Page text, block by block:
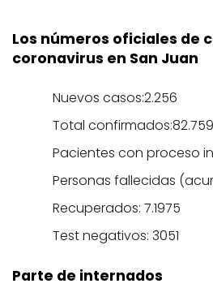
Los números oficiales de
coronavirus en San Juan
Nuevos casos:2.256
Total confirmados:82.759
Pacientes con proceso
Personas fallecidas
Recuperados: 7.1975
Test negativos: 3051
Parte de internados